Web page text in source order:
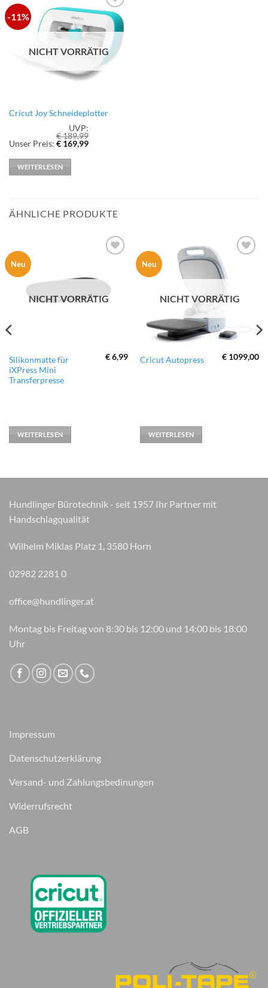
-11%
zur
Wunschliste
hinzufügen
NICHT VORRÄTIG
Cricut Joy Schneideplotter
UVP:
€189,99
Ursprünglicher
war:
€ 189,99
Unser Preis: €169,99Aktueller
WEITERLESEN
ÄHNLICHE PRODUKTE
Neu
hinzufügen
NICHT VORRÄTIG
Silikonmatte für
iXPress Mini
Transferpresse
€6,99
WEITERLESEN
Neu
Wunschliste
hinzufügen
NICHT VORRÄTIG
Cricut Autopress € 1099,00
WEITERLESEN
Hundlinger Bürotechnik - seit 1957 Ihr Partner mit
Handschlagqualität
Wilhelm Miklas Platz 1, 3580 Horn
02982 2281 0
office@hundlinger.at
Montag bis Freitag von 8:30 bis 12:00 und 14:00 bis 18:00
Uhr
Impressum
Datenschutzerklärung
Versand- und Zahlungsbedinungen
Widerrufsrecht
AGB